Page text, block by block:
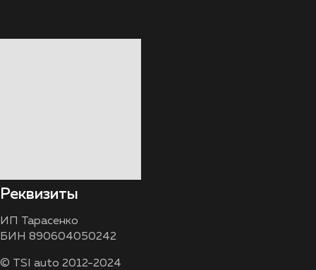
Реквизиты
ИП Тарасенко
БИН 890604050242
© TSI auto 2012-2024